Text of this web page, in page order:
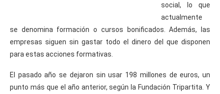
social, lo que
actualmente
se denomina formación o cursos bonificados. Además, las
empresas siguen sin gastar todo el dinero del que disponen
para estas acciones formativas.
El pasado año se dejaron sin usar 198 millones de euros, un
punto más que el año anterior, según la Fundación Tripartita. Y